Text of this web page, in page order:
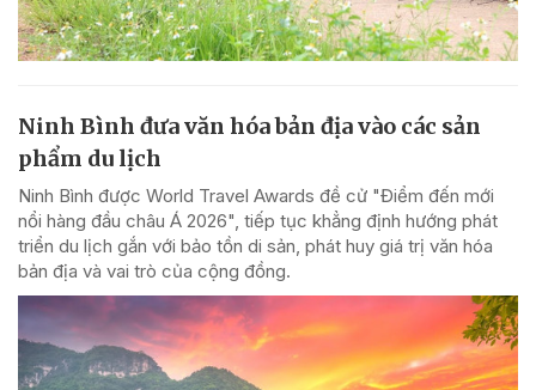
Ninh Bình đưa văn hóa bản địa vào các sản
phẩm du lịch
Ninh Bình được World Travel Awards đề cử "Điểm đến mới
nổi hàng đầu châu Á 2026", tiếp tục khẳng định hướng phát
triển du lịch gắn với bảo tồn di sản, phát huy giá trị văn hóa
bản địa và vai trò của cộng đồng.